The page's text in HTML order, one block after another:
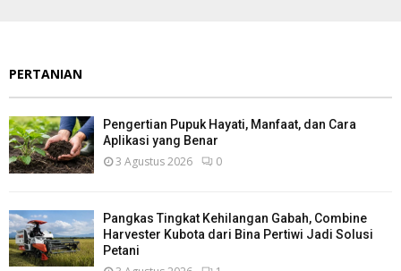
PERTANIAN
Pengertian Pupuk Hayati, Manfaat, dan Cara
Aplikasi yang Benar
3 Agustus 2026 0
Pangkas Tingkat Kehilangan Gabah, Combine
Harvester Kubota dari Bina Pertiwi Jadi Solusi
Petani